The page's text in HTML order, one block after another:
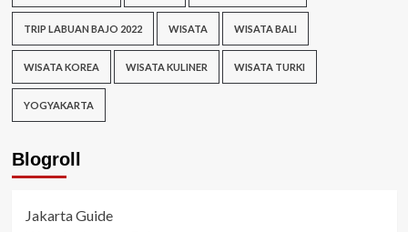
TRIP LABUAN BAJO 2022 WISATA WISATA BALI
WISATA KOREA WISATA KULINER WISATA TURKI
YOGYAKARTA
Blogroll
Jakarta Guide